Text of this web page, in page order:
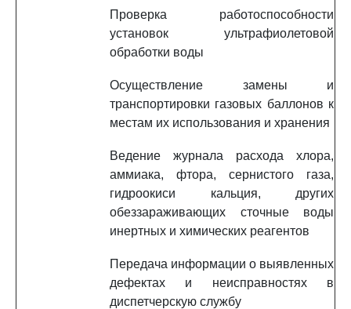
Проверка работоспособности
установок ультрафиолетовой
обработки воды
Осуществление замены и
транспортировки газовых баллонов к
местам их использования и хранения
Ведение журнала расхода хлора,
аммиака, фтора, сернистого газа,
гидроокиси кальция, других
обеззараживающих сточные воды
инертных и химических реагентов
Передача информации о выявленных
дефектах и неисправностях в
диспетчерскую службу